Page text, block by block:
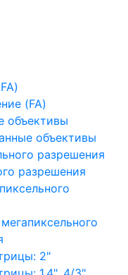
(FA)
объективы
объективы
разрешения
разрешения
2"